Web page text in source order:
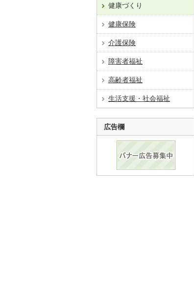
健康づくり
健康保険
介護保険
障害者福祉
高齢者福祉
生活支援・社会福祉
広告欄